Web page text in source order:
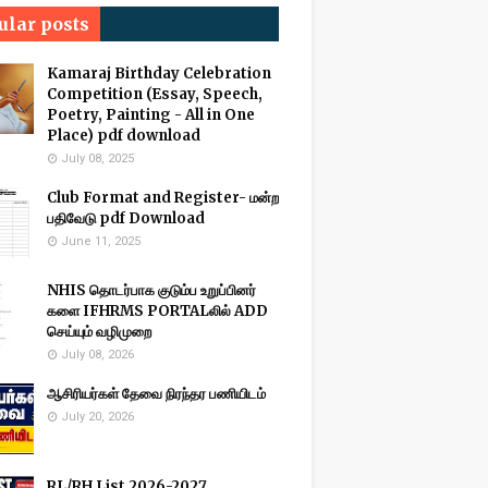
posts
Kamaraj Birthday Celebration
Competition (Essay, Speech,
Poetry, Painting - All in One
Place) pdf download
July 08, 2025
Club Format and Register- மன்ற
பதிவேடு pdf Download
June 11, 2025
NHIS தொடர்பாக குடும்ப உறுப்பினர்
களை IFHRMS PORTALலில் ADD
செய்யும் வழிமுறை
July 08, 2026
ஆசிரியர்கள் தேவை நிரந்தர பணியிடம்
July 20, 2026